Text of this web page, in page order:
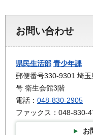
お問い合わせ
県民生活部 青少年課
郵便番号330-9301 埼
号 衛生会館3階
電話： 048-830-2905
ファックス：048-830-
お